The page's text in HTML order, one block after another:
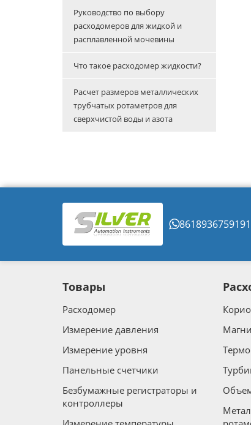
Руководство по выбору
расходомеров для жидкой и
расплавленной мочевины
Что такое расходомер жидкости?
Расчет размеров металлических
трубчатых ротаметров для
сверхчистой воды и азота
8618936759191
Товары
Расходомер
Измерение давления
Измерение уровня
Панельные счетчики
Безбумажные регистраторы и
контроллеры